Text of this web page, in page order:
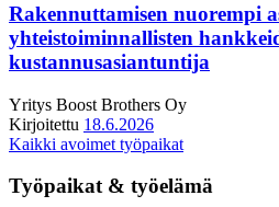
Rakennuttamisen nuorempi
yhteistoiminnallisten
kustannusasiantuntija
Yritys Boost Brothers Oy
Kirjoitettu 18.6.2026
Kaikki avoimet työpaikat
Työpaikat & työelämä